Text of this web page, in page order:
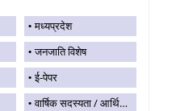
मध्यप्रदेश
जनजाति विशेष
ई-पेपर
वार्षिक सदस्यता / आर्थिक सहयोग